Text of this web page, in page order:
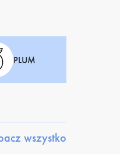
PLUM
wszystko